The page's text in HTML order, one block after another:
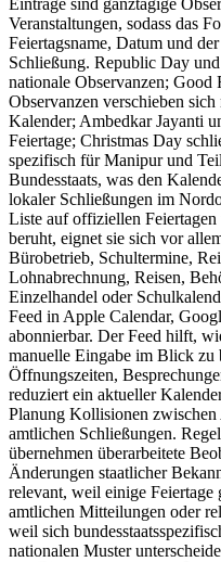
Einträge sind ganztägige
Veranstaltungen, sodass das
Feiertagsname, Datum und
Schließung. Republic Day
nationale Observanzen; Good
Observanzen verschieben
Kalender; Ambedkar Jayanti
Feiertage; Christmas Day
spezifisch für Manipur und
Bundesstaats, was den
lokaler Schließungen im
Liste auf offiziellen
beruht, eignet sie sich vor
Bürobetrieb, Schultermine,
Lohnabrechnung, Reisen,
Einzelhandel oder
Feed in Apple Calendar,
abonnierbar. Der Feed hilft,
manuelle Eingabe im Blick zu
Öffnungszeiten,
reduziert ein aktueller
Planung Kollisionen
amtlichen Schließungen.
übernehmen überarbeitete
Änderungen staatlicher
relevant, weil einige Feiertage
amtlichen Mitteilungen oder
weil sich
nationalen Muster